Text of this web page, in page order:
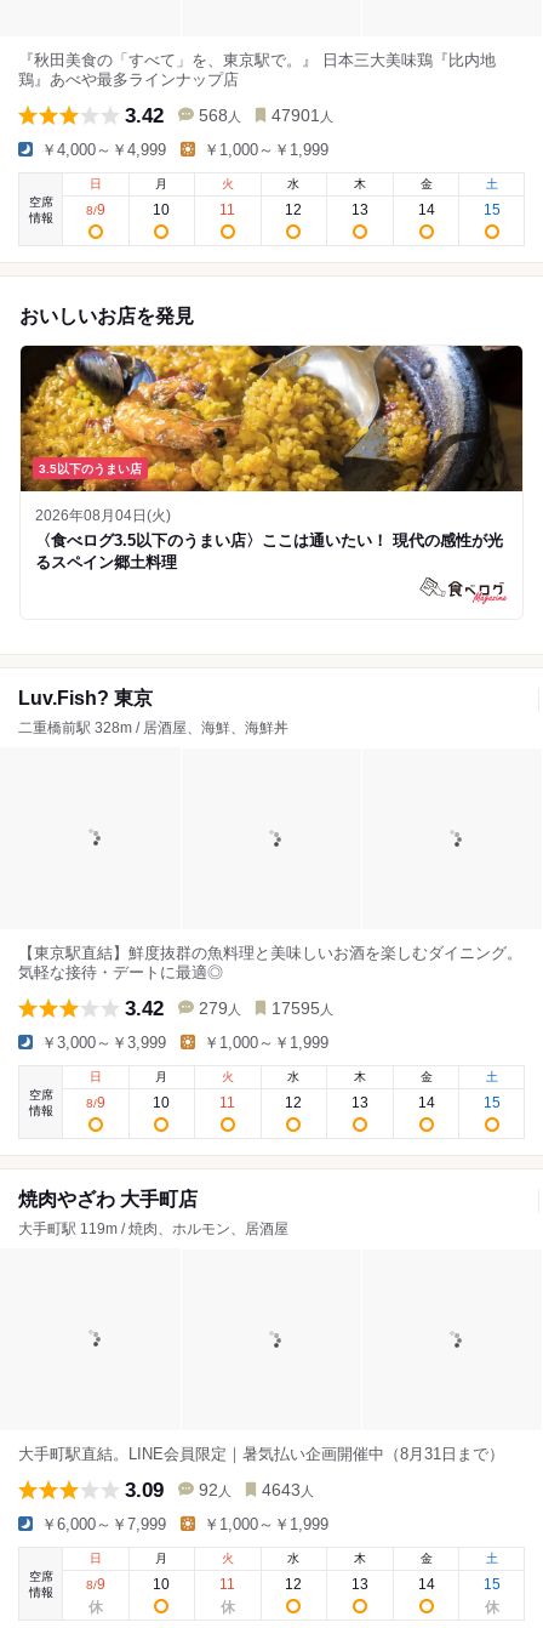
『秋田美食の「すべて」を、東京駅で。』 日本三大美味鶏『比内地
鶏』あべや最多ラインナップ店
3.42 568 人 47901 人
￥4,000～￥4,999 ￥1,000～￥1,999
空席
情報
日
8/9
月
10
火
11
水
12
木
13
金
14
土
15
おいしいお店を発見
3.5以下のうまい店
2026年08月04日(火)
〈食べログ3.5以下のうまい店〉ここは通いたい！ 現代の感性が光
るスペイン郷土料理
Luv.Fish? 東京
二重橋前駅 328m / 居酒屋、海鮮、海鮮丼
【東京駅直結】鮮度抜群の魚料理と美味しいお酒を楽しむダイニング。
気軽な接待・デートに最適◎
3.42 279 人 17595 人
￥3,000～￥3,999 ￥1,000～￥1,999
空席
情報
日
8/9
月
10
火
11
水
12
木
13
金
14
土
15
焼肉やざわ 大手町店
大手町駅 119m / 焼肉、ホルモン、居酒屋
大手町駅直結。LINE会員限定｜暑気払い企画開催中（8月31日まで）
3.09 92 人 4643 人
￥6,000～￥7,999 ￥1,000～￥1,999
空席
情報
日
8/9
月
10
火
11
水
12
木
13
金
14
土
15